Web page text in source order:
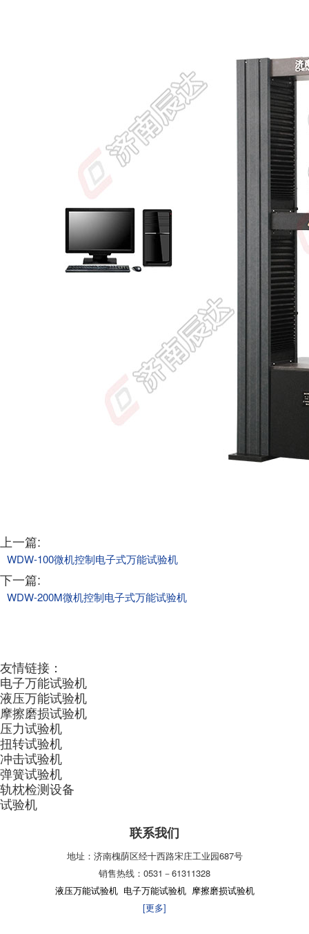
上一篇:
WDW-100微机控制电子式万能试验机
下一篇:
WDW-200M微机控制电子式万能试验机
友情链接：
电子万能试验机
液压万能试验机
摩擦磨损试验机
压力试验机
扭转试验机
冲击试验机
弹簧试验机
轨枕检测设备
试验机
联系我们
地址：济南槐荫区经十西路宋庄工业园687号
销售热线：0531－61311328
液压万能试验机 电子万能试验机 摩擦磨损试验机
[更多]